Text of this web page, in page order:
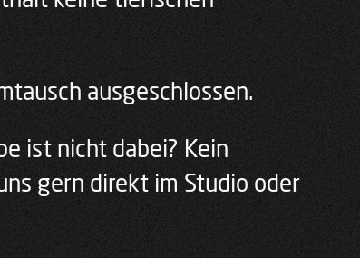
ausgeschlossen.
ist nicht dabei? Kein
gern direkt im Studio oder